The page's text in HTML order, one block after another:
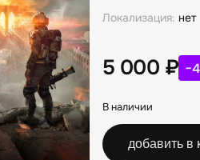
Локализация: нет
5 000 ₽
В наличии
добавить в